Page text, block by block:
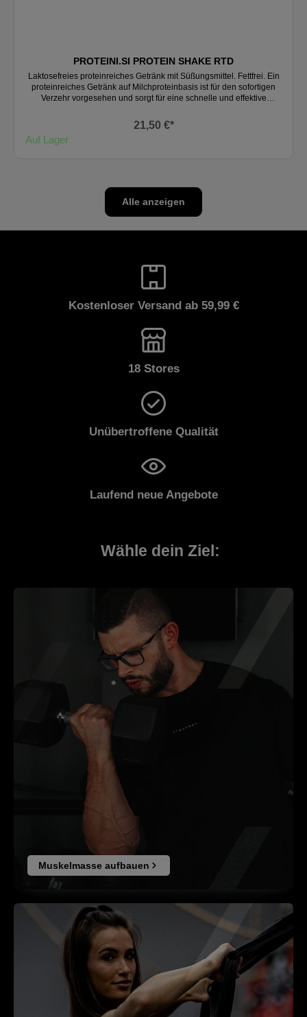
PROTEINI.SI PROTEIN SHAKE RTD
Laktosefreies proteinreiches Getränk mit Süßungsmittel. Fettfrei. Ein
proteinreiches Getränk auf Milchproteinbasis ist für den sofortigen
Verzehr vorgesehen und sorgt für eine schnelle und effektive
jederzeit und überall genießen. Ein Eiweißshake ist für alle
körperlich aktiven Personen gedacht, die dem Körper nach dem
Training Protein zuführen möchten, um das Muskelwachstum und
21,50 €*
Auf Lager
Alle anzeigen
Kostenloser Versand ab 59,99 €
18 Stores
Unübertroffene Qualität
Laufend neue Angebote
Wähle dein Ziel:
Muskelmasse aufbauen